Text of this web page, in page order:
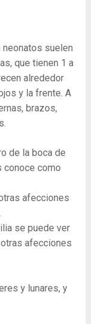
suelen
que tienen 1 a
alrededor
y la frente. A
brazos,
de la boca de
conoce como
afecciones
se puede ver
afecciones
y lunares, y